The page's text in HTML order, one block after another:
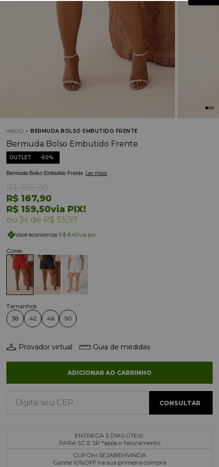
INÍCIO BERMUDA BOLSO EMBUTIDO FRENTE
Bermuda Bolso Embutido Frente
OUTLET 50%
Bermuda Bolso Embutido Frente Ler mais
R$ 159,50via PIX!
R$ 335,90
R$ 167,90
3x R$ 55,97
Você economiza R$ 8,40via pix
38 42 46 50
Provador virtual Guia de medidas
ADICIONAR AO CARRINHO
ENTREGA 3 DIAS ÚTEIS:
PARA SC E SP *após o faturamento
CUPOM SEJABEMVINDA
Ganhe 10%OFF na sua primeira compra